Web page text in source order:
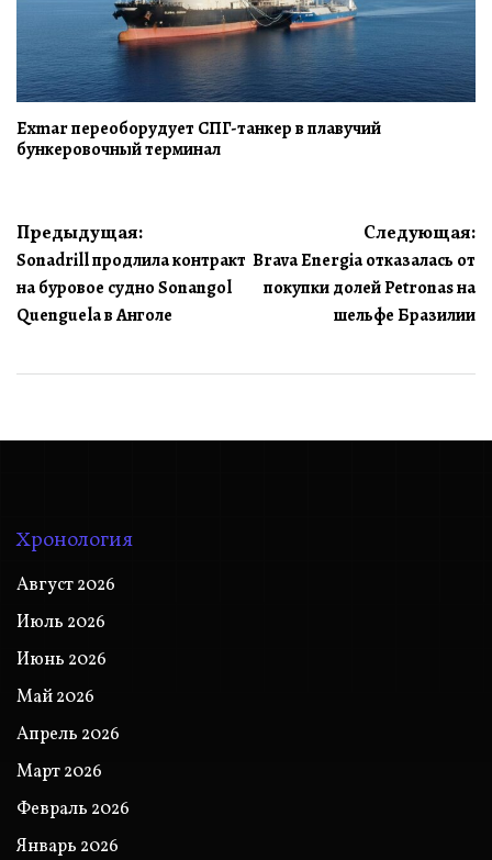
Exmar переоборудует СПГ-танкер в плавучий
бункеровочный терминал
Навигация
по
записям
Предыдущая:
Sonadrill продлила контракт
на буровое судно Sonangol
Quenguela в Анголе
Следующая:
Brava Energia отказалась от
покупки долей Petronas на
шельфе Бразилии
Хронология
Август 2026
Июль 2026
Июнь 2026
Май 2026
Апрель 2026
Март 2026
Февраль 2026
Январь 2026